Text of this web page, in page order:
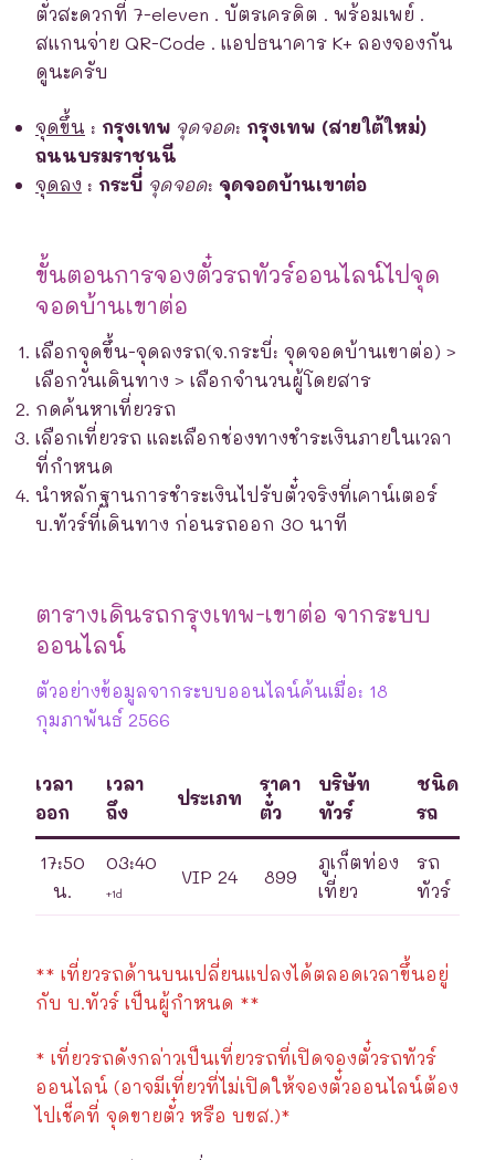
ตั๋วสะดวกที่ 7-eleven . บัตรเครดิต . พร้อมเพย์ .
สแกนจ่าย QR-Code . แอปธนาคาร K+ ลองจองกัน
ดูนะครับ
จุดขึ้น : กรุงเทพ จุดจอด: กรุงเทพ (สายใต้ใหม่)
ถนนบรมราชนนี
จุดลง : กระบี่ จุดจอด: จุดจอดบ้านเขาต่อ
ขั้นตอนการจองตั๋วรถทัวร์ออนไลน์ไปจุด
จอดบ้านเขาต่อ
เลือกจุดขึ้น-จุดลงรถ(จ.กระบี่: จุดจอดบ้านเขาต่อ) >
เลือกวันเดินทาง > เลือกจำนวนผู้โดยสาร
กดค้นหาเที่ยวรถ
เลือกเที่ยวรถ และเลือกช่องทางชำระเงินภายในเวลา
ที่กำหนด
นำหลักฐานการชำระเงินไปรับตั๋วจริงที่เคาน์เตอร์
บ.ทัวร์ที่เดินทาง ก่อนรถออก 30 นาที
ตารางเดินรถกรุงเทพ-เขาต่อ จากระบบ
ออนไลน์
ตัวอย่างข้อมูลจากระบบออนไลน์ค้นเมื่อ: 18
กุมภาพันธ์ 2566
เวลา
ออก
เวลา
ถึง
ประเภท
ราคา
ตั๋ว
บริษัท
ทัวร์
ชนิด
รถ
17:50
น.
03:40
+1d
VIP 24 899
ภูเก็ตท่อง
เที่ยว
รถ
ทัวร์
** เที่ยวรถด้านบนเปลี่ยนแปลงได้ตลอดเวลาขึ้นอยู่
กับ บ.ทัวร์ เป็นผู้กำหนด **
* เที่ยวรถดังกล่าวเป็นเที่ยวรถที่เปิดจองตั๋วรถทัวร์
ออนไลน์ (อาจมีเที่ยวที่ไม่เปิดให้จองตั๋วออนไลน์ต้อง
ไปเช็คที่ จุดขายตั๋ว หรือ บขส.)*